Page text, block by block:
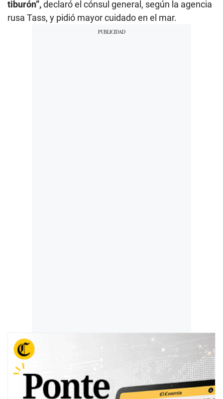
tiburón”,declaró el cónsul general, según la agencia
rusa Tass, y pidió mayor cuidado en el mar.